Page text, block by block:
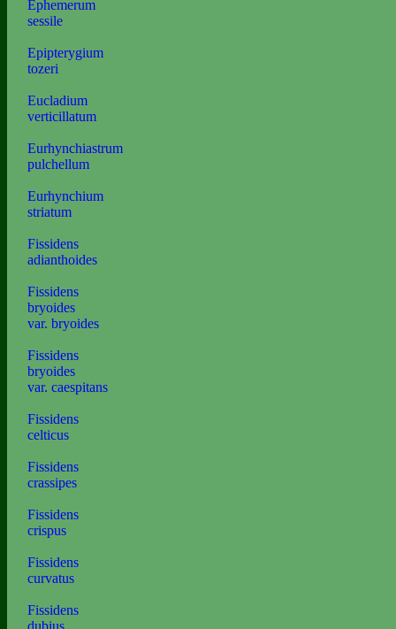
Ephemerum
sessile
Epipterygium
tozeri
Eucladium
verticillatum
Eurhynchiastrum
pulchellum
Eurhynchium
striatum
Fissidens
adianthoides
Fissidens
bryoides
var. bryoides
Fissidens
bryoides
var. caespitans
Fissidens
celticus
Fissidens
crassipes
Fissidens
crispus
Fissidens
curvatus
Fissidens